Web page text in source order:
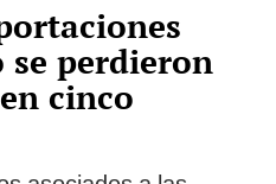
se perdieron
cinco